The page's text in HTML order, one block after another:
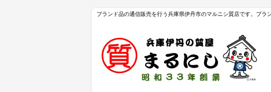
ブランド品の通信販売を行う兵庫県伊丹市のマルニシ質店です。ブラ